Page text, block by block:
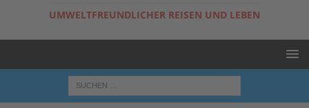
UMWELTFREUNDLICHER REISEN UND LEBEN